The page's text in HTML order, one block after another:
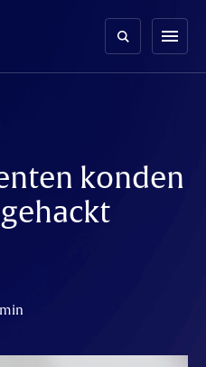
menu
konden